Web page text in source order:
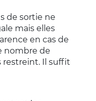
de sortie ne
mais elles
en cas de
nombre de
restreint. Il suffit